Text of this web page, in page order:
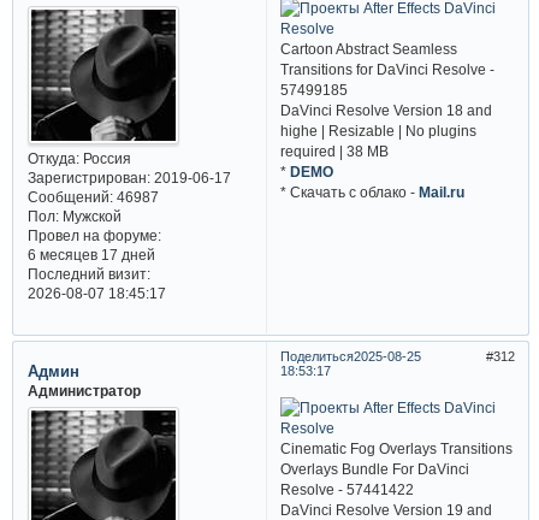
Откуда:Россия
Зарегистрирован: 2019-06-17
Сообщений:46987
Пол:Мужской
Провел на форуме:
6 месяцев 17 дней
Последний визит:
2026-08-07 18:45:17
Cartoon Abstract Seamless
Transitions for DaVinci Resolve -
57499185
DaVinci Resolve Version 18 and
highe | Resizable | No plugins
required | 38 MB
*DEMO
* Cкачать с облако -Mail.ru
Поделиться 312
2025-08-25
18:53:17
Админ
Администратор
Cinematic Fog Overlays Transitions
Overlays Bundle For DaVinci
Resolve - 57441422
DaVinci Resolve Version 19 and